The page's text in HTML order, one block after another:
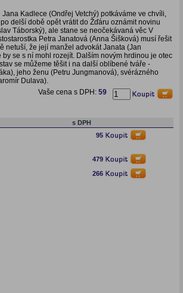
Kadlece (Ondřej Vetchý) potkáváme ve chvíli,
delší době opět vrátit do Žďáru oznámit novinu
Táborský), ale stane se neočekávaná věc V
Petra Janatová (Anna Šišková) musí řešit
netuší, že její manžel advokát Janata (Jan
se s ní mohl rozejít. Dalším novým hrdinou je otec
se můžeme těšit i na další oblíbené tváře -
jeho ženu (Petru Jungmanová), svérázného
Dulava).
Vaše cena s DPH: 59
s DPH
95
479
266